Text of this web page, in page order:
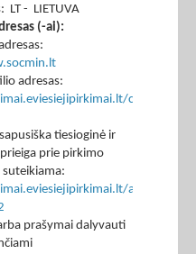
LT - LIETUVA
(-ai):
adresas:
ctm/
tiesioginė ir
prie pirkimo
app/rfq/
prašymai dalyvauti